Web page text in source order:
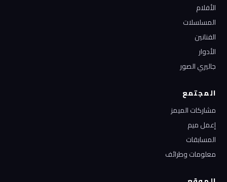
الأفلام
المسلسلات
الفنانين
الأدوار
جاليري الصور
المجتمع
مشاركات الميمز
إعمل ميم
المسابقات
معلومات وطرائف